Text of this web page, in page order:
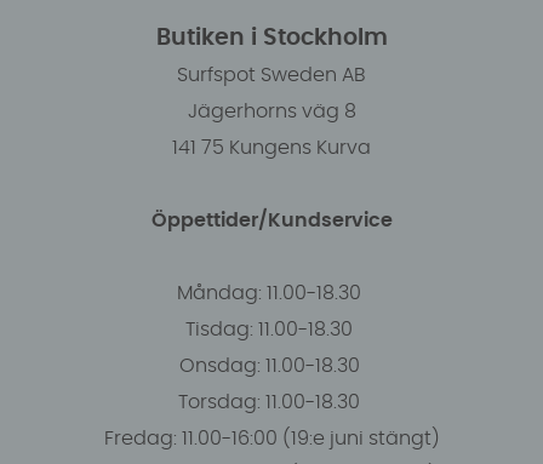
Butiken i Stockholm
Surfspot Sweden AB
Jägerhorns väg 8
141 75 Kungens Kurva
Öppettider/Kundservice
Måndag: 11.00-18.30
Tisdag: 11.00-18.30
Onsdag: 11.00-18.30
Torsdag: 11.00-18.30
Fredag: 11.00-16:00 (19:e juni stängt)